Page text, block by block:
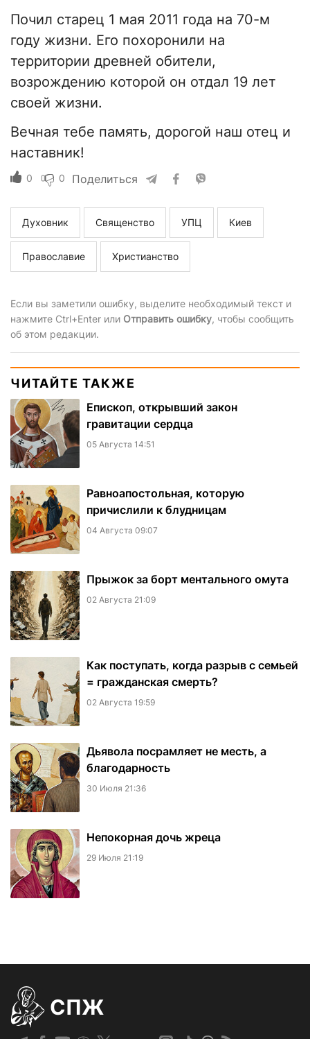
Почил старец 1 мая 2011 года на 70-м
году жизни. Его похоронили на
территории древней обители,
возрождению которой он отдал 19 лет
своей жизни.
Вечная тебе память, дорогой наш отец и
наставник!
0 0 Поделиться
Духовник Священство УПЦ Киев
Православие Христианство
Если вы заметили ошибку, выделите необходимый текст и
нажмите Ctrl+Enter или Отправить ошибку, чтобы сообщить
об этом редакции.
ЧИТАЙТЕ ТАКЖЕ
Епископ, открывший закон
гравитации сердца
05 Августа 14:51
Равноапостольная, которую
причислили к блудницам
04 Августа 09:07
​Прыжок за борт ментального омута
02 Августа 21:09
Как поступать, когда разрыв с семьей
= гражданская смерть?
02 Августа 19:59
Дьявола посрамляет не месть, а
благодарность
30 Июля 21:36
Непокорная дочь жреца
29 Июля 21:19
СПЖ